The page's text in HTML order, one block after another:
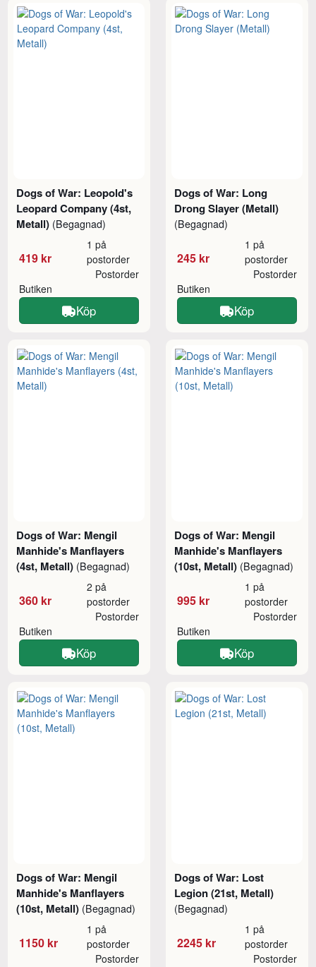
Dogs of War: Leopold's
Leopard Company (4st,
Metall) (Begagnad)
419 kr
1 på
postorder
Butiken
Postorder
Köp
Dogs of War: Long
Drong Slayer (Metall)
(Begagnad)
245 kr
1 på
postorder
Butiken
Postorder
Köp
Dogs of War: Mengil
Manhide's Manflayers
(4st, Metall) (Begagnad)
360 kr
2 på
postorder
Butiken
Postorder
Köp
Dogs of War: Mengil
Manhide's Manflayers
(10st, Metall) (Begagnad)
995 kr
1 på
postorder
Butiken
Postorder
Köp
Dogs of War: Mengil
Manhide's Manflayers
(10st, Metall) (Begagnad)
1150 kr
1 på
postorder
Postorder
Dogs of War: Lost
Legion (21st, Metall)
(Begagnad)
2245 kr
1 på
postorder
Postorder